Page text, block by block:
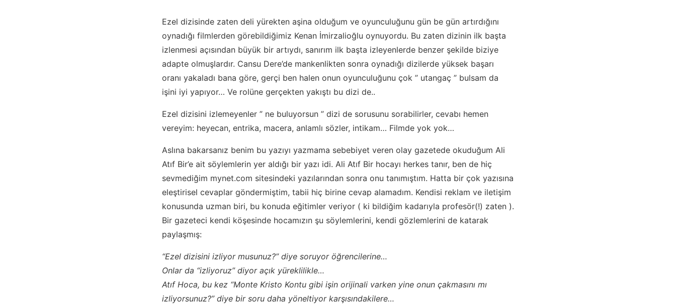
Ezel dizisinde zaten deli yürekten aşina olduğum ve oyunculuğunu gün be gün artırdığını
oynadığı filmlerden görebildiğimiz Kenan İmirzalioğlu oynuyordu. Bu zaten dizinin ilk başta
izlenmesi açısından büyük bir artıydı, sanırım ilk başta izleyenlerde benzer şekilde biziye
adapte olmuşlardır. Cansu Dere’de mankenlikten sonra oynadığı dizilerde yüksek başarı
oranı yakaladı bana göre, gerçi ben halen onun oyunculuğunu çok ” utangaç ” bulsam da
işini iyi yapıyor… Ve rolüne gerçekten yakıştı bu dizi de..
Ezel dizisini izlemeyenler ” ne buluyorsun ” dizi de sorusunu sorabilirler, cevabı hemen
vereyim: heyecan, entrika, macera, anlamlı sözler, intikam… Filmde yok yok…
Aslına bakarsanız benim bu yazıyı yazmama sebebiyet veren olay gazetede okuduğum Ali
Atıf Bir’e ait söylemlerin yer aldığı bir yazı idi. Ali Atıf Bir hocayı herkes tanır, ben de hiç
sevmediğim mynet.com sitesindeki yazılarından sonra onu tanımıştım. Hatta bir çok yazısına
eleştirisel cevaplar göndermiştim, tabii hiç birine cevap alamadım. Kendisi reklam ve iletişim
konusunda uzman biri, bu konuda eğitimler veriyor ( ki bildiğim kadarıyla profesör(!) zaten ).
Bir gazeteci kendi köşesinde hocamızın şu söylemlerini, kendi gözlemlerini de katarak
paylaşmış:
“Ezel dizisini izliyor musunuz?” diye soruyor öğrencilerine…
Onlar da “izliyoruz” diyor açık yüreklilikle…
Atıf Hoca, bu kez “Monte Kristo Kontu gibi işin orijinali varken yine onun çakmasını mı
izliyorsunuz?” diye bir soru daha yöneltiyor karşısındakilere…